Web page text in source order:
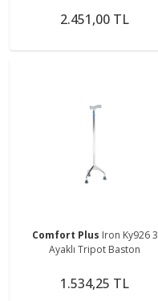
2.451,00 TL
Comfort Plus Iron Ky926 3
Ayaklı Tripot Baston
1.534,25 TL